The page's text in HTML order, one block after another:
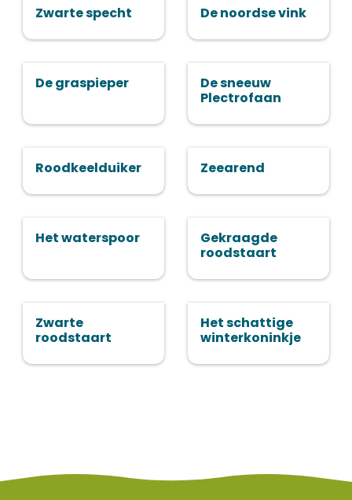
Zwarte specht De noordse vink
De graspieper
De sneeuw
Plectrofaan
Roodkeelduiker Zeearend
Het waterspoor
Gekraagde
roodstaart
Zwarte
roodstaart
Het schattige
winterkoninkje